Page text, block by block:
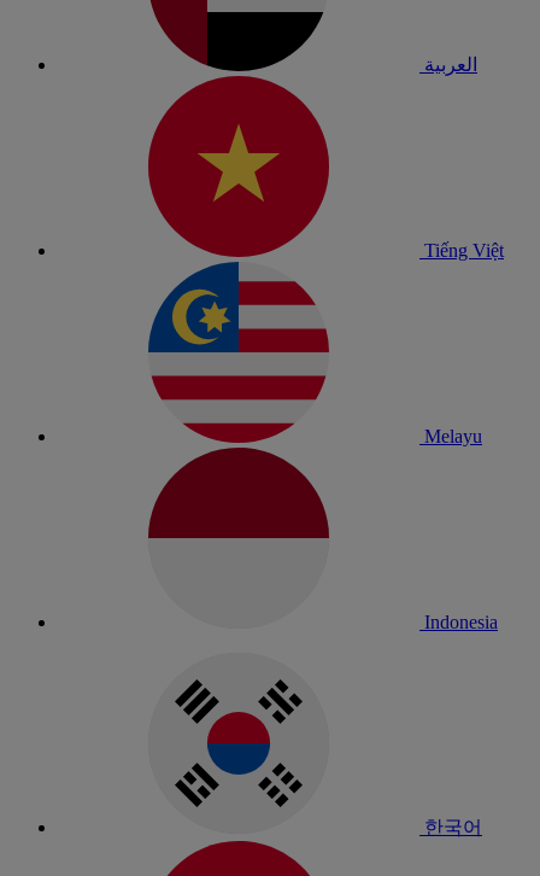
العربية
Tiếng Việt
Melayu
Indonesia
한국어